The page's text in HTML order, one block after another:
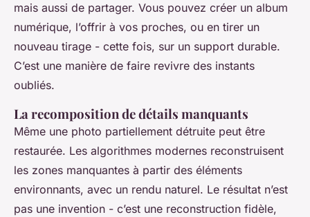
mais aussi de partager. Vous pouvez créer un album
numérique, l’offrir à vos proches, ou en tirer un
nouveau tirage - cette fois, sur un support durable.
C’est une manière de faire revivre des instants
oubliés.
La recomposition de détails manquants
Même une photo partiellement détruite peut être
restaurée. Les algorithmes modernes reconstruisent
les zones manquantes à partir des éléments
environnants, avec un rendu naturel. Le résultat n’est
pas une invention - c’est une reconstruction fidèle,